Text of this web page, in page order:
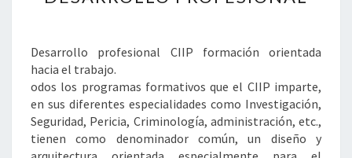
Desarrollo profesional CIIP formación orientada
hacia el trabajo.
odos los programas formativos que el CIIP imparte,
en sus diferentes especialidades como Investigación,
Seguridad, Pericia, Criminología, administración, etc.,
tienen como denominador común, un diseño y